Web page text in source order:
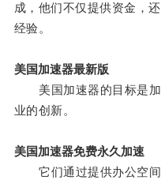
成，他们不仅提供资金，
经验。
美国加速器最新版
美国加速器的目标是加
业的创新。
美国加速器免费永久加速
它们通过提供办公空间